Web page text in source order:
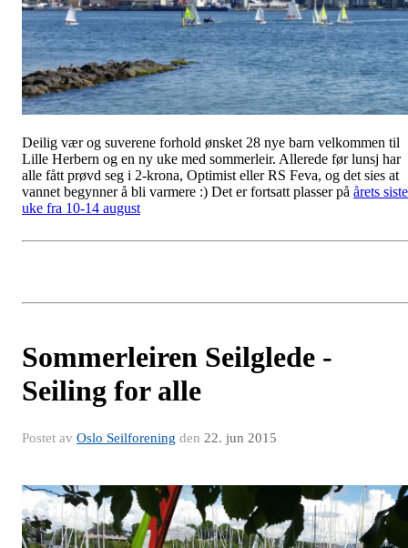
Deilig vær og suverene forhold ønsket 28 nye barn velkommen til
Lille Herbern og en ny uke med sommerleir. Allerede før lunsj har
alle fått prøvd seg i 2-krona, Optimist eller RS Feva, og det sies at
vannet begynner å bli varmere :) Det er fortsatt plasser på årets siste
uke fra 10-14 august
Sommerleiren Seilglede -
Seiling for alle
Postet av Oslo Seilforening den 22. jun 2015